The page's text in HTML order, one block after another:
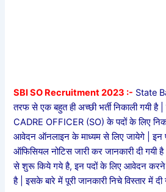
SBI SO Recruitment 2023 :- State
तरफ से एक बहुत ही अच्छी भर्ती निकाली गयी है
CADRE OFFICER (SO) के पदों के लिए
आवेदन ऑनलाइन के माध्यम से लिए जायेगे | इन
ऑफिसियल नोटिस जारी कर जानकारी दी
से शुरू किये गये है, इन पदों के लिए आवेदन करने के
है | इसके बारे में पूरी जानकारी निचे विस्तार में दी